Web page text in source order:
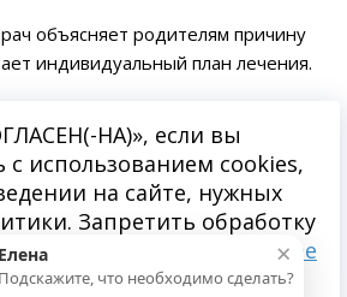
объясняет родителям причину
индивидуальный план лечения.
пятен на зубах в
Династия в Пушкино
минеральный состав эмали
кариеса.
терапия
НА)», если вы
с использованием cookies,
на сайте, нужных
Запретить обработку
через браузер.
Подробнее
персональных
×
Елена
Подскажите, что необходимо сделать?